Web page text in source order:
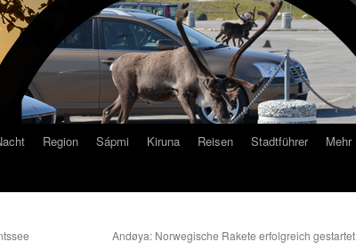
Region Sápmi Kiruna Reisen Stadtführer Mehr
Andøya: Norwegische Rakete erfolgreich gestartet